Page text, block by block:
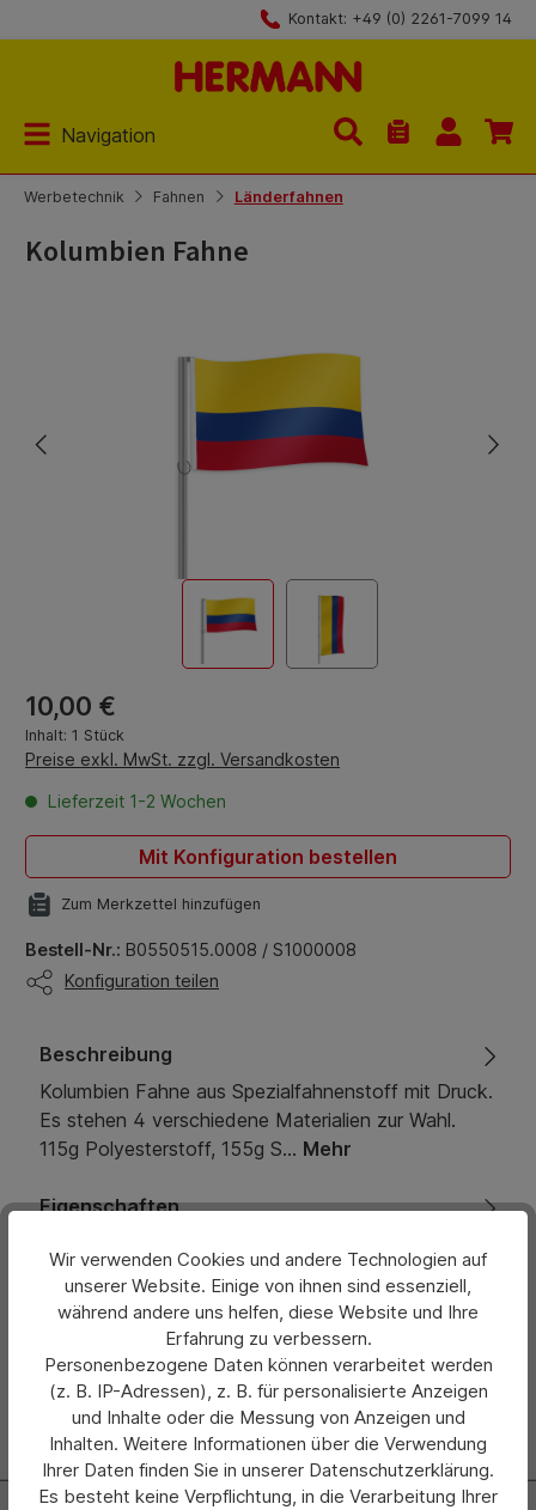
Kontakt: +49 (0) 2261-7099 14
Navigation
Du hast 0
Werbetechnik Fahnen Länderfahnen
Kolumbien Fahne
Regulärer Preis:
10,00 €
Inhalt: 1 Stück
Preise exkl. MwSt. zzgl. Versandkosten
Lieferzeit 1-2 Wochen
Mit Konfiguration bestellen
Zum Merkzettel hinzufügen
Bestell-Nr.: B0550515.0008 / S1000008
Konfiguration teilen
Beschreibung
Kolumbien Fahne aus Spezialfahnenstoff mit Druck.
Es stehen 4 verschiedene Materialien zur Wahl.
115g Polyesterstoff, 155g S… Mehr
Eigenschaften
Bewertungen
Hersteller
Wir verwenden Cookies und andere Technologien auf
unserer Website. Einige von ihnen sind essenziell,
während andere uns helfen, diese Website und Ihre
Erfahrung zu verbessern.
Personenbezogene Daten können verarbeitet werden
(z. B. IP-Adressen), z. B. für personalisierte Anzeigen
und Inhalte oder die Messung von Anzeigen und
Inhalten. Weitere Informationen über die Verwendung
Ihrer Daten finden Sie in unserer Datenschutzerklärung.
Es besteht keine Verpflichtung, in die Verarbeitung Ihrer